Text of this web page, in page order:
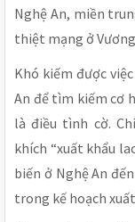
Nghệ An, miền
thiệt mạng ở
Khó kiếm được
An để tìm kiếm cơ
là điều tình cờ.
khích “xuất khẩu
biến ở Nghệ An
trong kế hoạch